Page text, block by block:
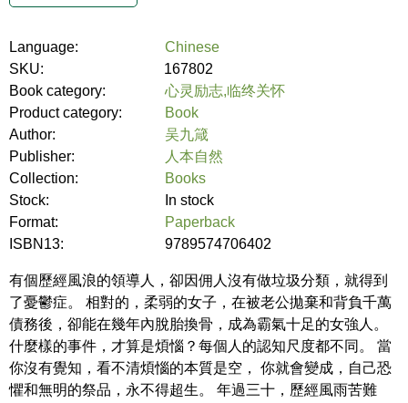
Language:
Chinese
SKU:
167802
Book category:
心灵励志,临终关怀
Product category:
Book
Author:
吴九箴
Publisher:
人本自然
Collection:
Books
Stock:
In stock
Format:
Paperback
ISBN13:
9789574706402
有個歷經風浪的領導人，卻因佣人沒有做垃圾分類，就得到
了憂鬱症。 相對的，柔弱的女子，在被老公拋棄和背負千萬
債務後，卻能在幾年內脫胎換骨，成為霸氣十足的女強人。
什麼樣的事件，才算是煩惱？每個人的認知尺度都不同。 當
你沒有覺知，看不清煩惱的本質是空， 你就會變成，自己恐
懼和無明的祭品，永不得超生。 年過三十，歷經風雨苦難